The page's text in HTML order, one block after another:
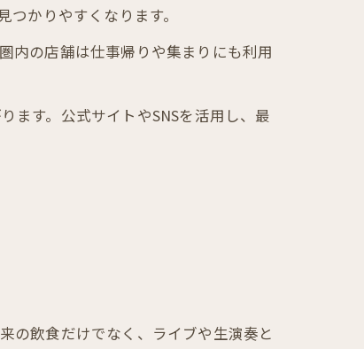
かりやすくなります。
内の店舗は仕事帰りや集まりにも利用
ます。公式サイトやSNSを活用し、最
の飲食だけでなく、ライブや生演奏と